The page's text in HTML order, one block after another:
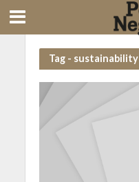
Tag - sustainability